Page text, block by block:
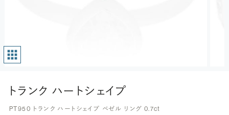
トランク ハートシェイプ
PT950 トランク ハートシェイプ ベゼル リング 0.7ct